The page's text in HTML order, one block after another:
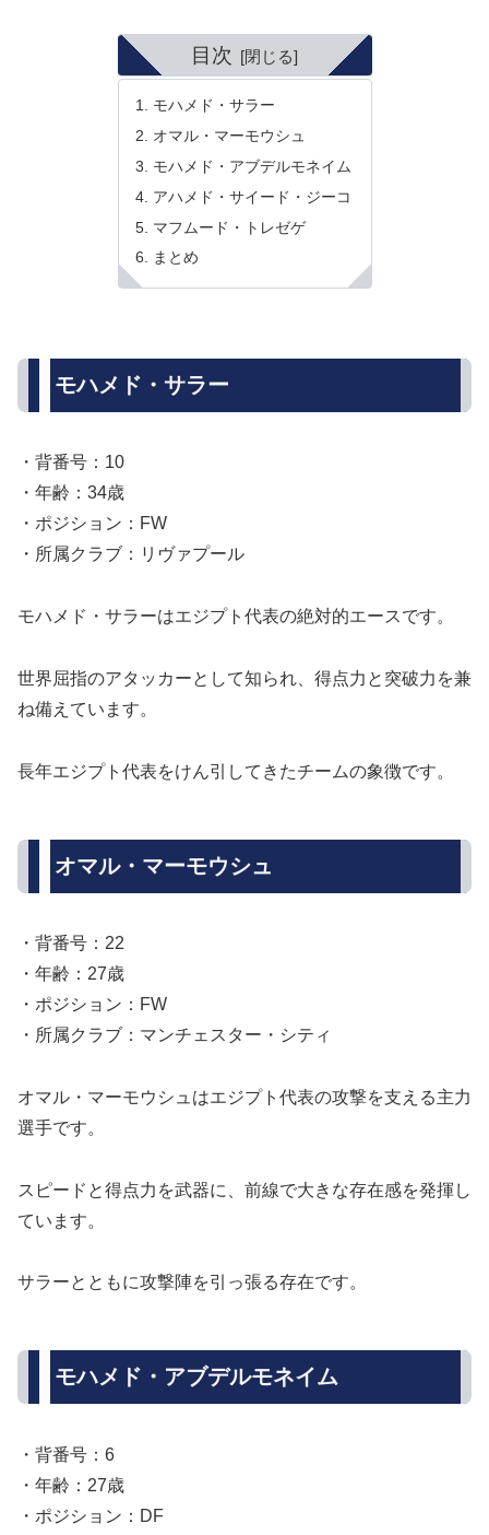
目次
モハメド・サラー
オマル・マーモウシュ
モハメド・アブデルモネイム
アハメド・サイード・ジーコ
マフムード・トレゼゲ
まとめ
モハメド・サラー
・背番号：10
・年齢：34歳
・ポジション：FW
・所属クラブ：リヴァプール
モハメド・サラーはエジプト代表の絶対的エースです。
世界屈指のアタッカーとして知られ、得点力と突破力を兼
ね備えています。
長年エジプト代表をけん引してきたチームの象徴です。
オマル・マーモウシュ
・背番号：22
・年齢：27歳
・ポジション：FW
・所属クラブ：マンチェスター・シティ
オマル・マーモウシュはエジプト代表の攻撃を支える主力
選手です。
スピードと得点力を武器に、前線で大きな存在感を発揮し
ています。
サラーとともに攻撃陣を引っ張る存在です。
モハメド・アブデルモネイム
・背番号：6
・年齢：27歳
・ポジション：DF